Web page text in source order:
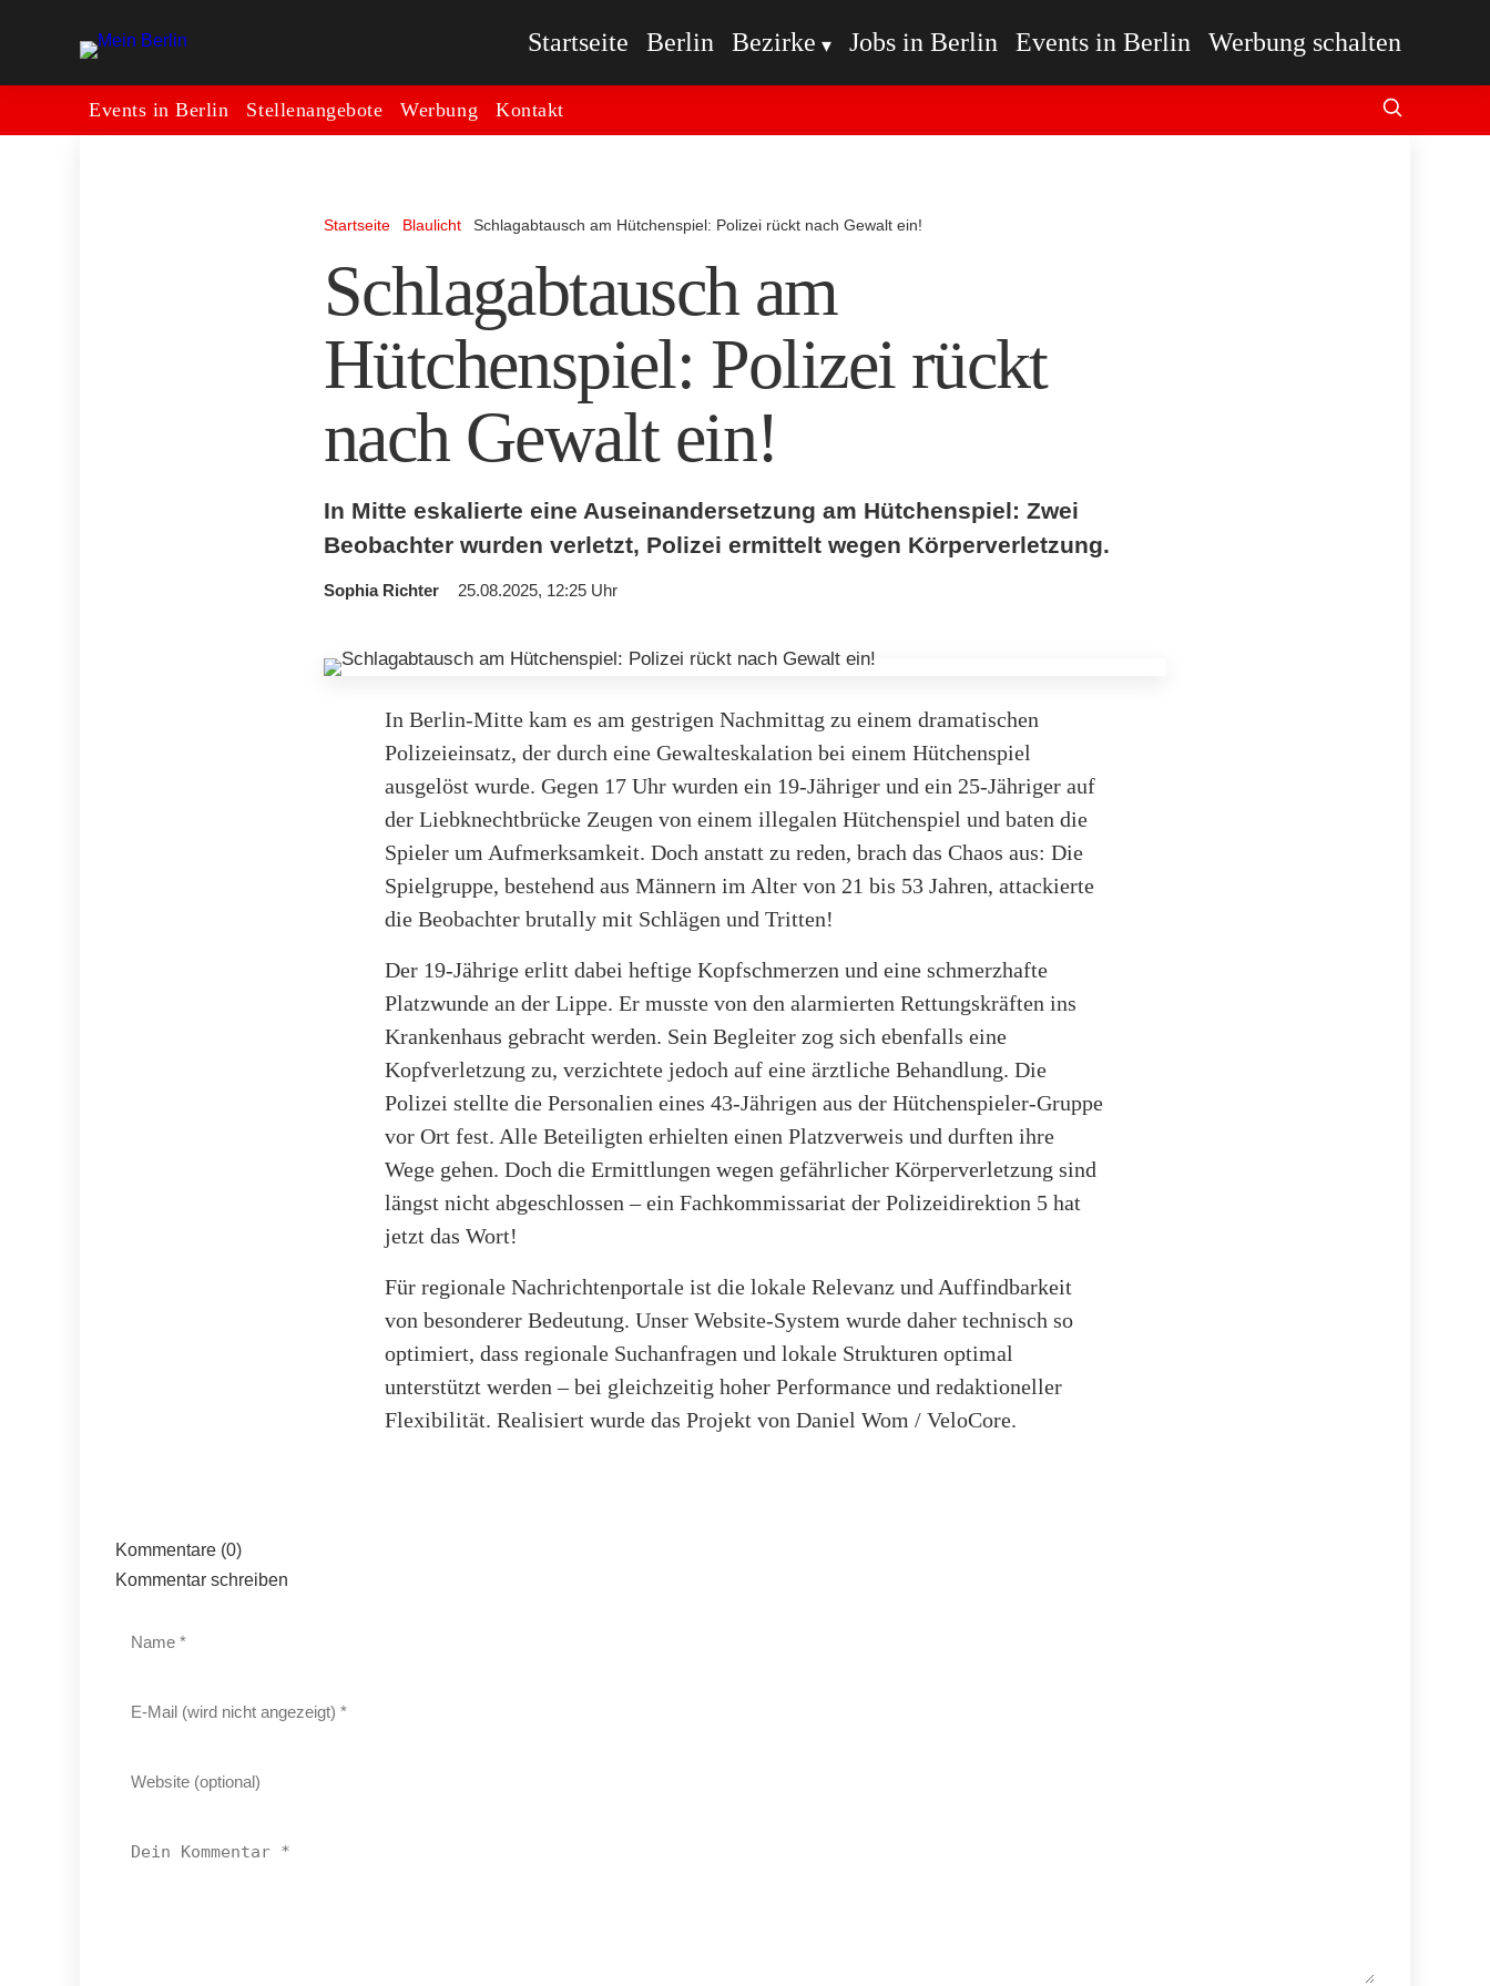
Startseite Berlin Bezirke Jobs in Berlin Events in Berlin Werbung schalten
Events in Berlin Stellenangebote Werbung Kontakt
Startseite Blaulicht Schlagabtausch am Hütchenspiel: Polizei rückt nach Gewalt ein!
Schlagabtausch am
Hütchenspiel: Polizei rückt
nach Gewalt ein!
In Mitte eskalierte eine Auseinandersetzung am Hütchenspiel: Zwei
Beobachter wurden verletzt, Polizei ermittelt wegen Körperverletzung.
Sophia Richter 25.08.2025, 12:25 Uhr
In Berlin-Mitte kam es am gestrigen Nachmittag zu einem dramatischen
Polizeieinsatz, der durch eine Gewalt­eskalation bei einem Hütchenspiel
ausgelöst wurde. Gegen 17 Uhr wurden ein 19-Jähriger und ein 25-Jähriger auf
der Liebknechtbrücke Zeugen von einem illegalen Hütchenspiel und baten die
Spieler um Aufmerksamkeit. Doch anstatt zu reden, brach das Chaos aus: Die
Spielgruppe, bestehend aus Männern im Alter von 21 bis 53 Jahren, attackierte
die Beobachter brutally mit Schlägen und Tritten!
Der 19-Jährige erlitt dabei heftige Kopfschmerzen und eine schmerzhafte
Platzwunde an der Lippe. Er musste von den alarmierten Rettungskräften ins
Krankenhaus gebracht werden. Sein Begleiter zog sich ebenfalls eine
Kopfverletzung zu, verzichtete jedoch auf eine ärztliche Behandlung. Die
Polizei stellte die Personalien eines 43-Jährigen aus der Hütchenspieler-Gruppe
vor Ort fest. Alle Beteiligten erhielten einen Platzverweis und durften ihre
Wege gehen. Doch die Ermittlungen wegen gefährlicher Körperverletzung sind
längst nicht abgeschlossen – ein Fachkommissariat der Polizeidirektion 5 hat
jetzt das Wort!
Für regionale Nachrichtenportale ist die lokale Relevanz und Auffindbarkeit
von besonderer Bedeutung. Unser Website-System wurde daher technisch so
optimiert, dass regionale Suchanfragen und lokale Strukturen optimal
unterstützt werden – bei gleichzeitig hoher Performance und redaktioneller
Flexibilität. Realisiert wurde das Projekt von Daniel Wom / VeloCore.
Kommentare (0)
Kommentar schreiben